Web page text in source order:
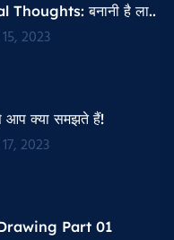
बनानी है ला..
2023
क्या समझते हैं!
2023
Part 01